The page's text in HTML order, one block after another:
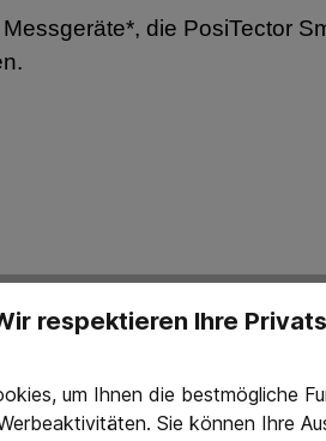
die PosiTector
- Duplex
misst die einzelnen
Modus nutzt der
respektieren Ihre
um Ihnen die bestmögliche
Sie können Ihre